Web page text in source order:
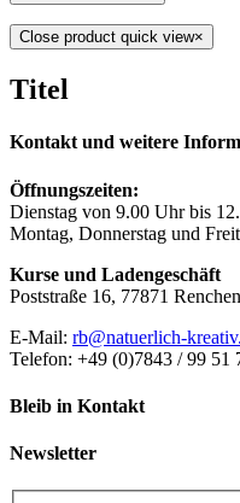
Close product quick view×
Titel
Kontakt und weitere
Öffnungszeiten:
Dienstag von 9.00 Uhr bis
Montag, Donnerstag und
Kurse und Ladengeschäft
Poststraße 16, 77871 Renchen
E-Mail: rb@natuerlich-
Telefon: +49 (0)7843 / 99 51
Bleib in Kontakt
Newsletter